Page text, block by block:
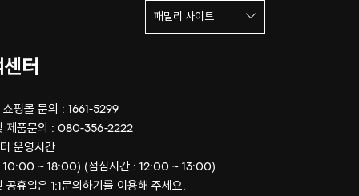
터
쇼핑몰 문의 : 1661-5299
제품문의 : 080-356-2222
운영시간
10:00 ~ 18:00) (점심시간 : 12:00 ~ 13:00)
공휴일은 1:1문의하기를 이용해 주세요.
패밀리 사이트